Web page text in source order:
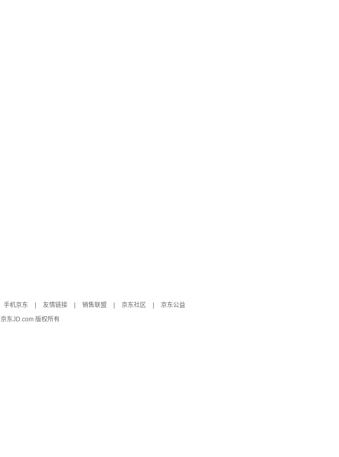
手机京东 友情链接 销售联盟 京东社区
京东公益
京东JD.com 版权所有